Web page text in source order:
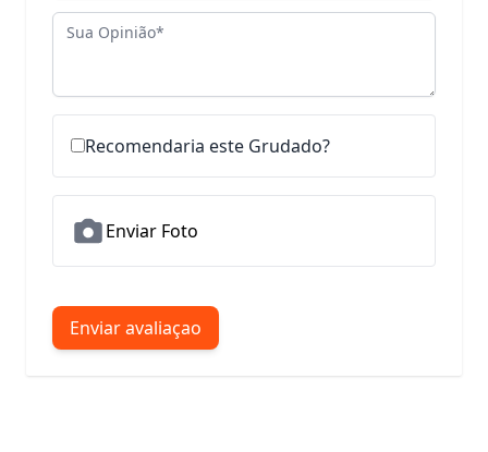
Sua Opinião
Recomendaria este Grudado?
Enviar Foto
Enviar avaliaçao